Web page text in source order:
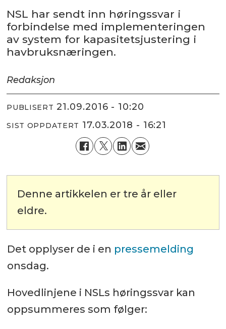
NSL har sendt inn høringssvar i
forbindelse med implementeringen
av system for kapasitetsjustering i
havbruksnæringen.
Redaksjon
PUBLISERT 21.09.2016 - 10:20
SIST OPPDATERT 17.03.2018 - 16:21
Denne artikkelen er tre år eller
eldre.
Det opplyser de i en pressemelding
onsdag.
Hovedlinjene i NSLs høringssvar kan
oppsummeres som følger: